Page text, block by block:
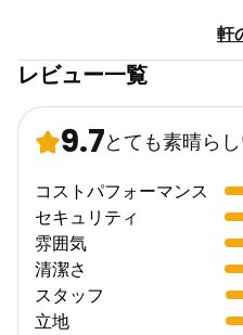
軒
レビュー一覧
9.7とても素晴ら
コストパフォーマンス
セキュリティ
雰囲気
清潔さ
スタッフ
立地